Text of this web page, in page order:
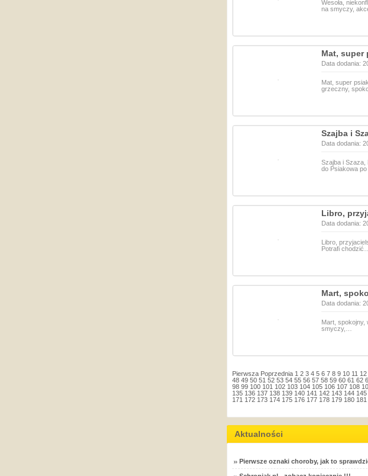
Wesoła,
na smyczy,
Mat, super
Data dodania:
Mat, super
grzeczny,
Szajba i
Data dodania:
Szajba i Szaza,
do Psiakowa
Libro,
Data dodania:
Libro,
Potrafi chodzić…
Mart,
Data dodania:
Mart,
smyczy,…
Pierwsza Poprzednia 1 2 3 4 5 6 7 8 9 10 11 12
48 49 50 51 52 53 54 55 56 57 58 59 60 61 62
98 99 100 101 102 103 104 105 106 107 108
135 136 137 138 139 140 141 142 143 144 145
171 172 173 174 175 176 177 178 179 180 181
Aktualności
Pierwsze oznaki choroby, jak to